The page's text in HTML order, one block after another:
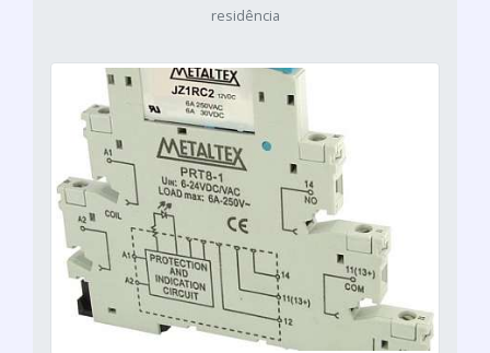
residência